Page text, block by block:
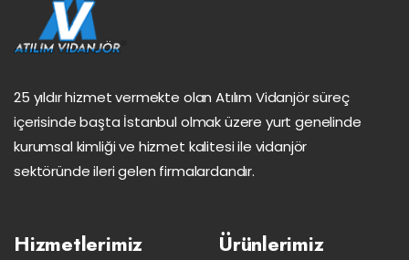
25 yıldır hizmet vermekte olan Atılım Vidanjör süreç
içerisinde başta İstanbul olmak üzere yurt genelinde
kurumsal kimliği ve hizmet kalitesi ile vidanjör
sektöründe ileri gelen firmalardandır.
Hizmetlerimiz Ürünlerimiz